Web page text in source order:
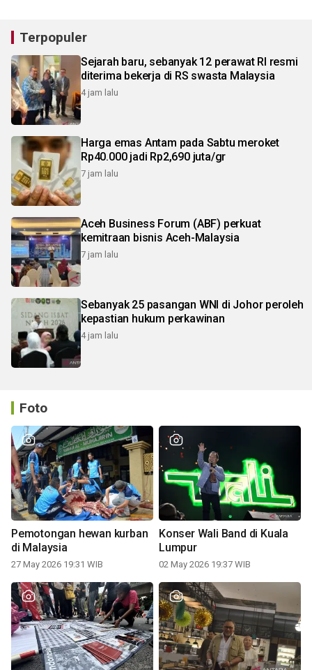
Terpopuler
Sejarah baru, sebanyak 12 perawat RI resmi
diterima bekerja di RS swasta Malaysia
4 jam lalu
Harga emas Antam pada Sabtu meroket
Rp40.000 jadi Rp2,690 juta/gr
7 jam lalu
Aceh Business Forum (ABF) perkuat
kemitraan bisnis Aceh-Malaysia
7 jam lalu
Sebanyak 25 pasangan WNI di Johor peroleh
kepastian hukum perkawinan
4 jam lalu
Foto
Pemotongan hewan kurban
di Malaysia
27 May 2026 19:31 WIB
Konser Wali Band di Kuala
Lumpur
02 May 2026 19:37 WIB